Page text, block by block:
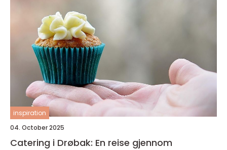
inspiration
04. October 2025
Catering i Drøbak: En reise gjennom